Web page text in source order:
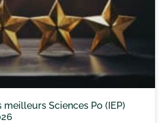
Sciences Po (IEP)